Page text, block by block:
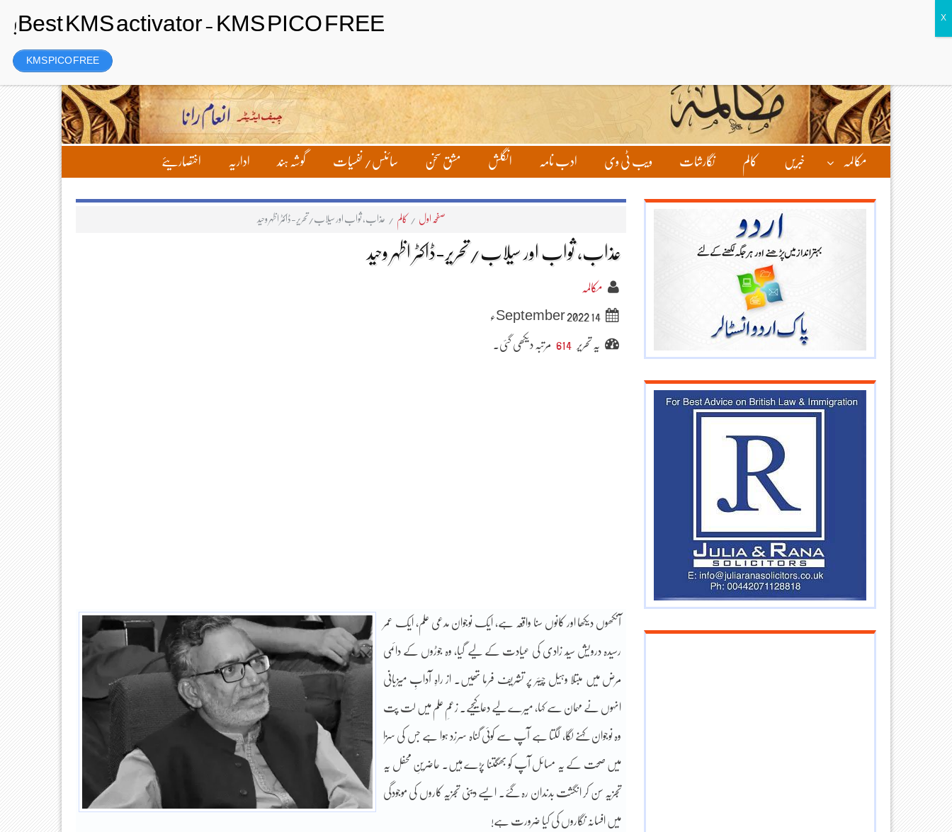
Thursday، 6 August 2026ء
مکالمہ خبریں کالم نگارشات ویب ٹی وی ادب نامہ انگلش مشق سخن سائنس/ نفسیات گوشہ ہند اداریہ اختصاریئے
صفحہ اول / کالم / عذاب، ثواب اور سیلاب/تحریر-ڈاکٹر اظہر وحید
عذاب، ثواب اور سیلاب/تحریر-ڈاکٹر اظہر وحید
مکالمہ
14 September 2022ء
یہ تحریر 614 مرتبہ دیکھی گئی۔
آنکھوں دیکھا اور کانوں سنا واقعہ ہے، ایک نوجوان مدعی علم، ایک عمر
رسیدہ درویش سیّد زادی کی عیادت کے لیے گیا، وہ جوڑوں کے دائمی
مرض میں مبتلا وہیل چیئر پر تشریف فرما تھیں۔ از راہِ آدابِ میزبانی
انہوں نے مہمان سے کہا، میرے لیے دعا کیجیے۔ زعمِ علم میں لت پت
وہ نوجوان کہنے لگا، لگتا ہے آپ سے کوئی گناہ سرزد ہوا ہے جس کی سزا
میں صحت کے یہ مسائل آپ کو بھگتنا پڑے ہیں۔ حاضرینِ محفل یہ
تجزیہ سن کر انگشت بدندان رہ گئے۔ ایسے دینی تجزیہ کاروں کی موجودگی
میں افسانہ نگاروں کی کیا ضرورت ہے!
KMS PICO FREE